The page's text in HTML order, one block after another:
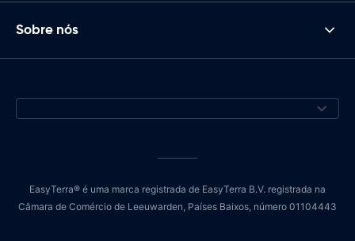
Sobre nós
EasyTerra® é uma marca registrada de EasyTerra B.V. registrada na
Câmara de Comércio de Leeuwarden, Países Baixos, número 01104443